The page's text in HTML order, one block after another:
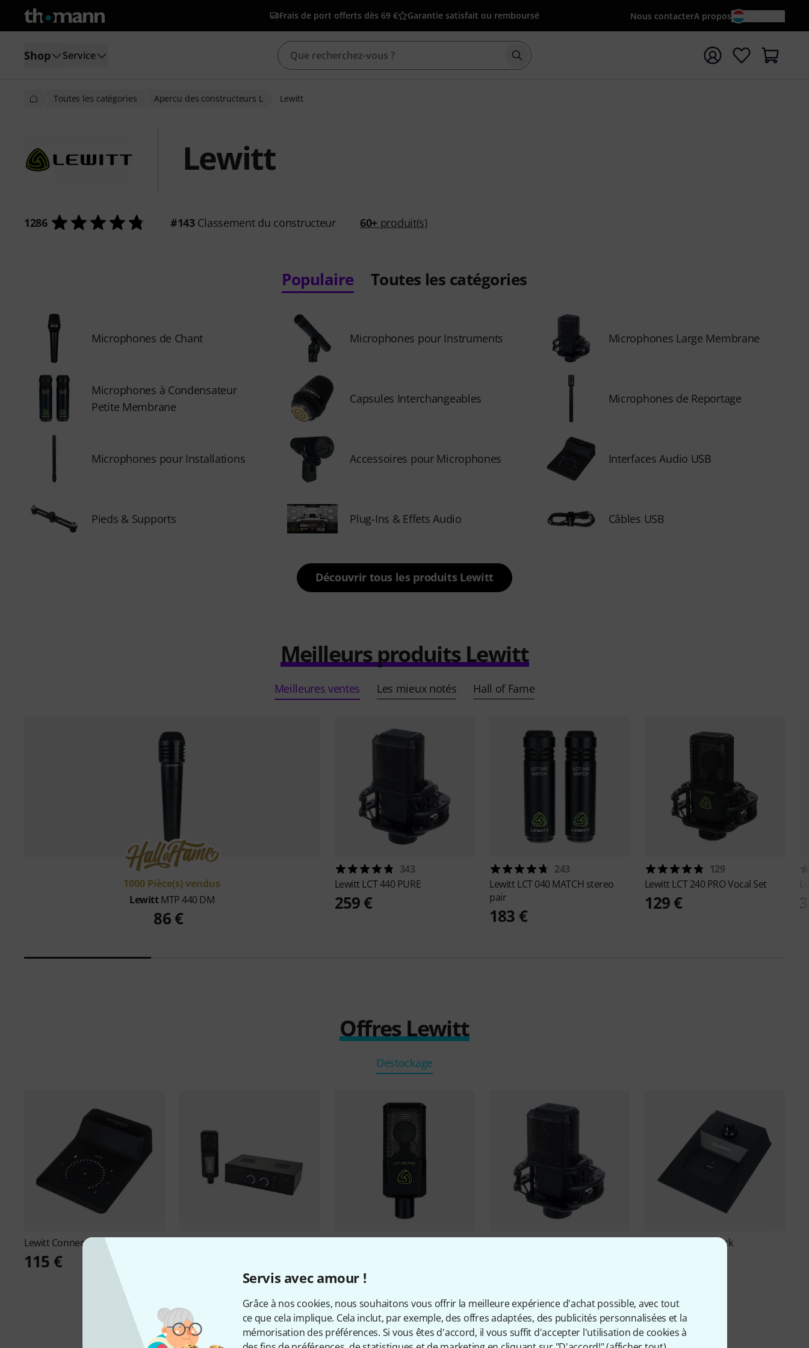
Servis avec amour !
Grâce à nos cookies, nous souhaitons vous offrir la meilleure expérience d'achat possible, avec tout
ce que cela implique. Cela inclut, par exemple, des offres adaptées, des publicités personnalisées et la
mémorisation des préférences. Si vous êtes d'accord, il vous suffit d'accepter l'utilisation de cookies à
Frais de port offerts dès 69 € Garantie satisfait ou remboursé Nous contacterA propos
Shop Service Démarrer la recherche avec le terme de recherche
Toutes les catégories Apercu des constructeurs L Lewitt
Lewitt
1286 #143Classement du constructeur 60+ produit(s)
Populaire Toutes les catégories
Microphones de Chant Microphones pour Instruments Microphones Large Membrane
Microphones à Condensateur
Petite Membrane
Capsules Interchangeables Microphones de Reportage
Microphones pour Installations Accessoires pour Microphones Interfaces Audio USB
Pieds & Supports Plug-Ins & Effets Audio Câbles USB
Découvrir tous les produits Lewitt
Meilleurs produits Lewitt
Meilleures ventes Les mieux notés Hall of Fame
1000 Pièce(s) vendus
LewittMTP 440 DM
86 €
343
Lewitt LCT 440 PURE
259 €
243
Lewitt LCT 040 MATCH stereo
pair
183 €
129
Lewitt LCT 240 PRO Vocal Set
129 €
Offres Lewitt
Destockage
Lewitt Connect 2 B-Stock
115 €
B70AS B-Stock